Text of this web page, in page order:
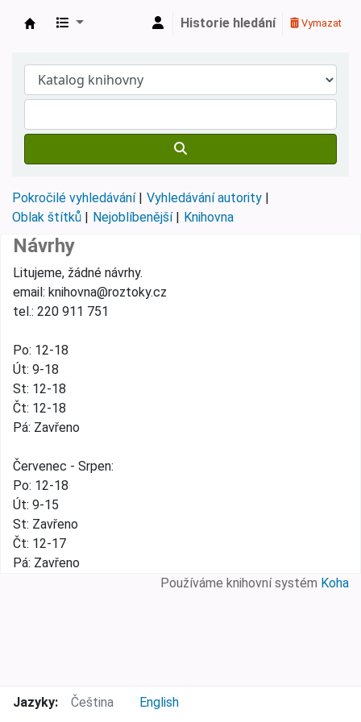
Historie hledání Vymazat
Pokročilé vyhledávání
Vyhledávání autority
Oblak štítků
Nejoblíbenější Knihovna
email: knihovna@roztoky.cz
tel.: 220 911 751
Po: 12-18
Út: 9-18
St: 12-18
Čt: 12-18
Pá: Zavřeno
Červenec - Srpen:
Po: 12-18
Út: 9-15
St: Zavřeno
Čt: 12-17
Pá: Zavřeno
Návrhy
Litujeme, žádné návrhy.
Používáme knihovní systém Koha
Jazyky: Čeština English